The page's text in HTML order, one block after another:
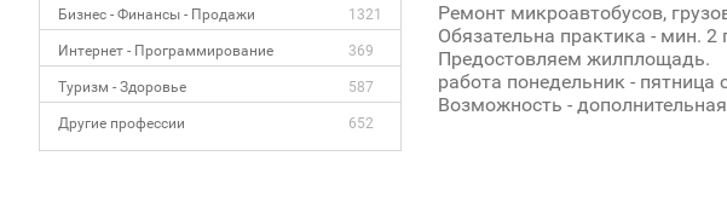
Бизнес - Финансы - Продажи 1321
Интернет - Программирование 369
Туризм - Здоровье 587
Другие профессии 652
Ремонт микроавтобусов,
Обязательна практика - мин. 2
Предостовляем жилплощадь.
работа понедельник - пятница
Возможность -